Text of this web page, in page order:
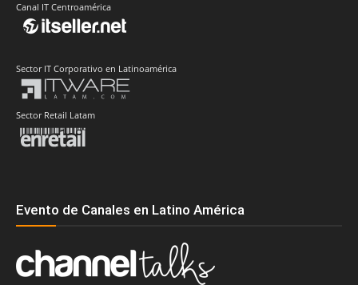
Canal IT Centroamérica
Sector IT Corporativo en Latinoamérica
Sector Retail Latam
Evento de Canales en Latino América